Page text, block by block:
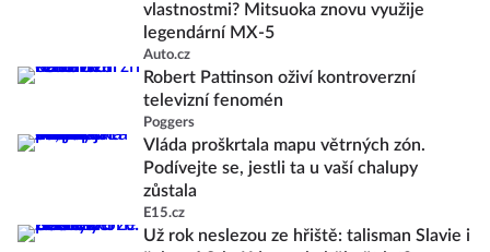
vlastnostmi? Mitsuoka znovu využije
legendární MX-5
Auto.cz
Robert Pattinson oživí kontroverzní
televizní fenomén
Poggers
Vláda proškrtala mapu větrných zón.
Podívejte se, jestli ta u vaší chalupy
zůstala
E15.cz
Už rok neslezou ze hřiště: talisman Slavie i